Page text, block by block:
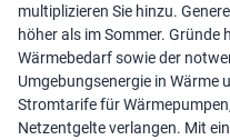
multiplizieren Sie hinzu.
höher als im Sommer. Gründe
Wärmebedarf sowie der
Umgebungsenergie in Wärme
Stromtarife für
Netzentgelte verlangen. Mit